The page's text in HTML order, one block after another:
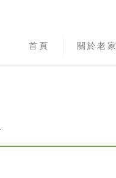
首頁 關於老家